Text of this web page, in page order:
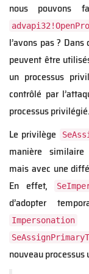
nous pouvons
l’avons pas ?
peuvent être
un processus
contrôlé par
processus privilégié.
Le privilège
manière
mais avec une
En effet,
d’adopter
Impersonation
nouveau